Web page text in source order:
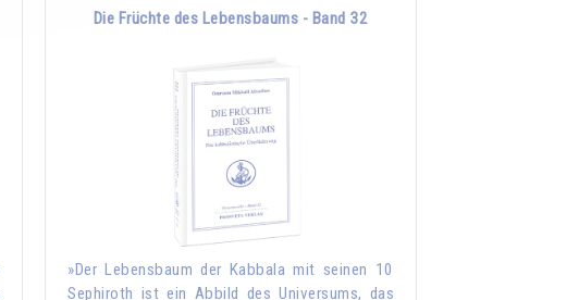
Die Früchte des Lebensbaums - Band 32
»Der Lebensbaum der Kabbala mit seinen 10
Sephiroth ist ein Abbild des Universums, das